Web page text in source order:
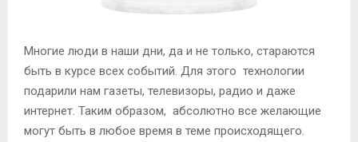
Многие люди в наши дни, да и не только, стараются
быть в курсе всех событий. Для этого технологии
подарили нам газеты, телевизоры, радио и даже
интернет. Таким образом, абсолютно все желающие
могут быть в любое время в теме происходящего.